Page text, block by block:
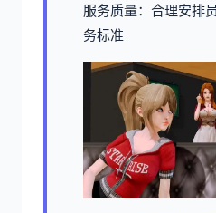
服务质量：合理安排
务标准